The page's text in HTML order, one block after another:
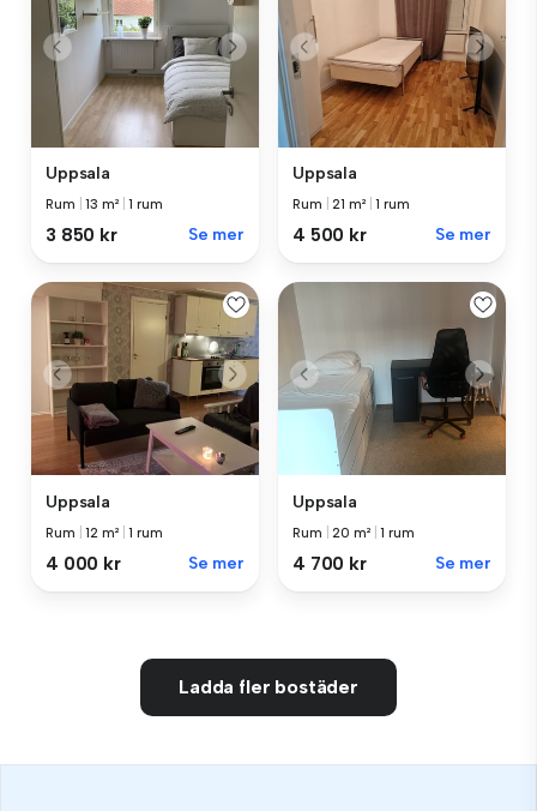
Uppsala
Rum |13 m² |1 rum
3 850 kr Se mer
Uppsala
Rum |21 m² |1 rum
4 500 kr Se mer
Uppsala
Rum |12 m² |1 rum
4 000 kr Se mer
Uppsala
Rum |20 m² |1 rum
4 700 kr Se mer
Ladda fler bostäder